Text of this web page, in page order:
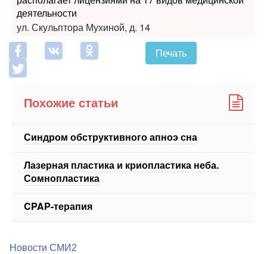
Похожие статьи
Синдром обструктивного апноэ сна
Сомнопластика
CPAP-терапия
Новости СМИ2